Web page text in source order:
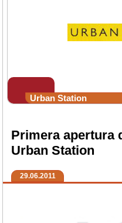
Urban Station
Primera apertura
Urban Station
29.06.2011